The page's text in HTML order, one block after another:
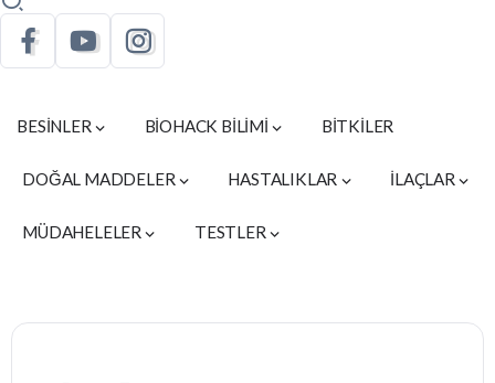
BESİNLER BİOHACK BİLİMİ BİTKİLER
DOĞAL MADDELER HASTALIKLAR İLAÇLAR
MÜDAHELELER TESTLER